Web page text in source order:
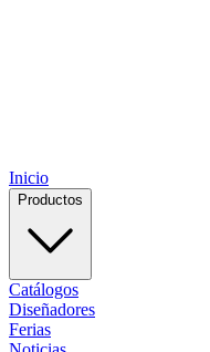
Inicio
Productos
Catálogos
Diseñadores
Ferias